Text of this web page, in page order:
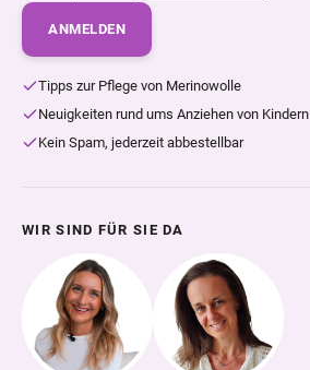
ANMELDEN
Tipps zur Pflege von Merinowolle
Neuigkeiten rund ums Anziehen von Kindern
Kein Spam, jederzeit abbestellbar
WIR SIND FÜR SIE DA